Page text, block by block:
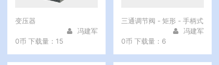
变压器
冯建军
0币 下载量：15
三通调节阀 - 矩形 - 手柄式
冯建军
0币 下载量：6